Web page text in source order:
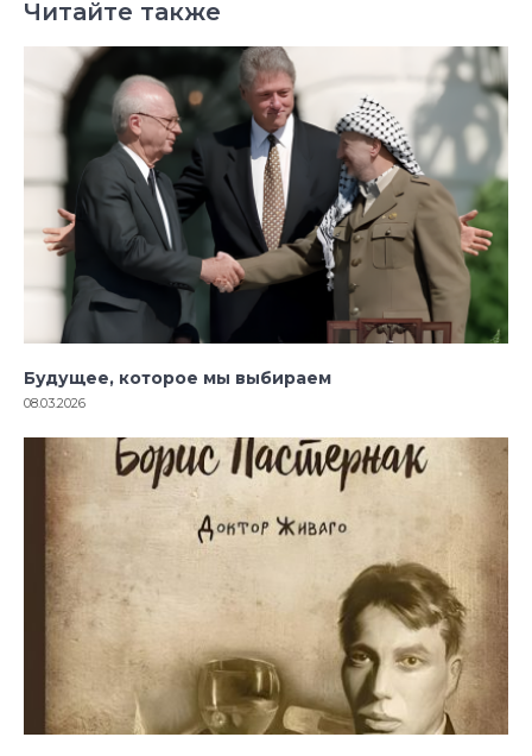
Читайте также
Будущее, которое мы выбираем
08.03.2026